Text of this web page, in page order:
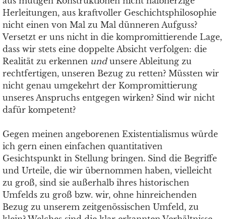
Herleitungen, aus kraftvoller Geschichtsphilosophie
nicht einen von Mal zu Mal dünneren Aufguss?
Versetzt er uns nicht in die kompromittierende Lage,
dass wir stets eine doppelte Absicht verfolgen: die
Realität zu erkennen undunsere Ableitung zu
rechtfertigen, unseren Bezug zu retten? Müssten wir
nicht genau umgekehrt der Kompromittierung
unseres Anspruchs entgegen wirken? Sind wir nicht
dafür kompetent?
Gegen meinen angeborenen Existentialismus würde
ich gern einen einfachen quantitativen
Gesichtspunkt in Stellung bringen. Sind die Begriffe
und Urteile, die wir übernommen haben, vielleicht
zu groß, sind sie außerhalb ihres historischen
Umfelds zu groß bzw. wir, ohne hinreichenden
Bezug zu unserem zeitgenössischen Umfeld, zu